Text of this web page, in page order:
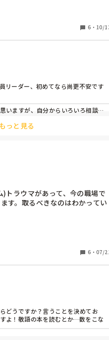
見てはいるのですが、できるか
痛や腹痛なども出てきてプレッ
んは、何かの実行委員リーダー
リーダーとしてやってたことな
どありましたら、教えてください🥲
6 ・ 10/
リーダー、初めてなら尚更不安です
いますが、自分からいろいろ相談
だきました😆
っと見る
トラウマがあって、今の職場で
す。取るべきなのはわかってい
しています。でも、先輩の目も
6 ・ 07/
どうですか？言うことを決めてお
よ！敬語の本を読むとか…数をこな